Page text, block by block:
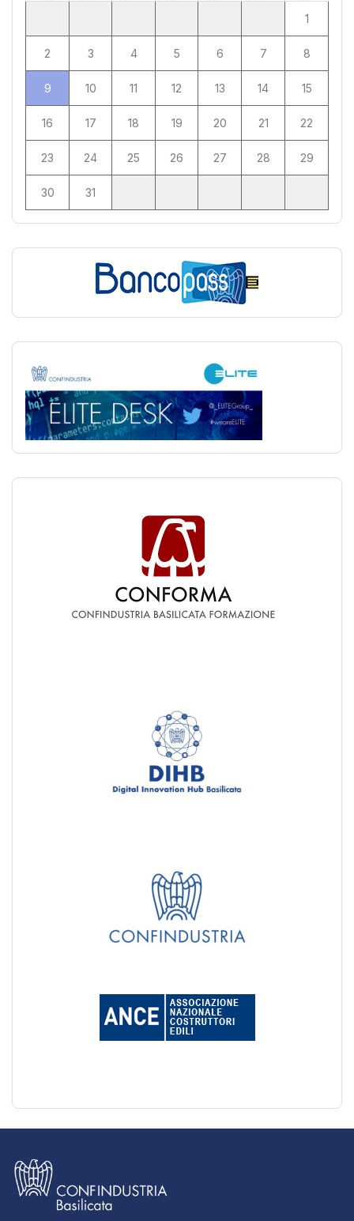
1
2 3 4 5 6 7 8
9 10 11 12 13 14 15
16 17 18 19 20 21 22
23 24 25 26 27 28 29
30 31